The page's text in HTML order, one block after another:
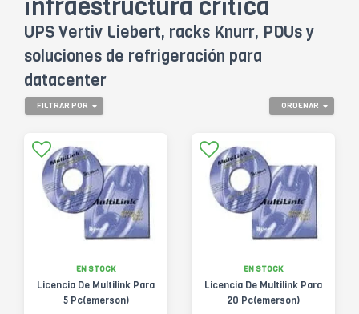
infraestructura crítica
UPS Vertiv Liebert, racks Knurr, PDUs y
soluciones de refrigeración para
datacenter
ORDENAR
FILTRAR POR
EN STOCK
Licencia De Multilink Para
5 Pc(emerson)
EN STOCK
Licencia De Multilink Para
20 Pc(emerson)